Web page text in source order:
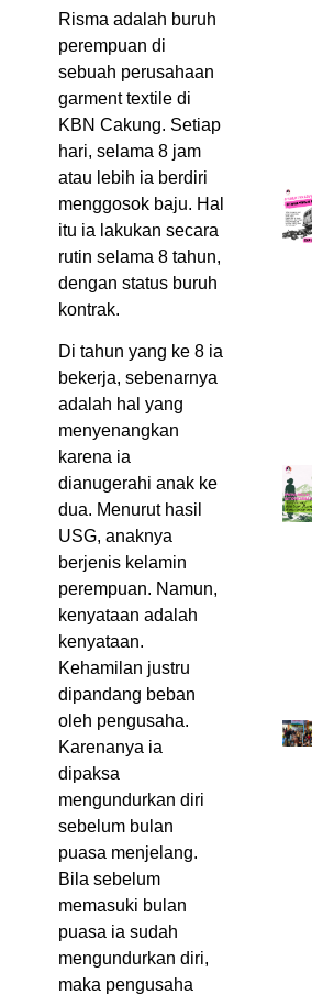
Risma adalah buruh
perempuan di
sebuah perusahaan
garment textile di
KBN Cakung. Setiap
hari, selama 8 jam
atau lebih ia berdiri
menggosok baju. Hal
itu ia lakukan secara
rutin selama 8 tahun,
dengan status buruh
kontrak.
Di tahun yang ke 8 ia
bekerja, sebenarnya
adalah hal yang
menyenangkan
karena ia
dianugerahi anak ke
dua. Menurut hasil
USG, anaknya
berjenis kelamin
perempuan. Namun,
kenyataan adalah
kenyataan.
Kehamilan justru
dipandang beban
oleh pengusaha.
Karenanya ia
dipaksa
mengundurkan diri
sebelum bulan
puasa menjelang.
Bila sebelum
memasuki bulan
puasa ia sudah
mengundurkan diri,
maka pengusaha